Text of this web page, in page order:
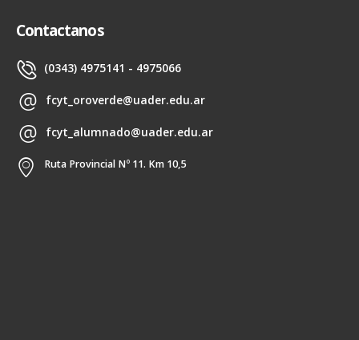
Contactanos
(0343) 4975141 - 4975066
fcyt_oroverde@uader.edu.ar
fcyt_alumnado@uader.edu.ar
Ruta Provincial Nº 11. Km 10,5